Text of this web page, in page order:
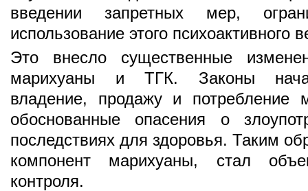
введении запретных мер,
использование этого психоактивного
Это внесло существенные
марихуаны и ТГК. Законы
владение, продажу и потребление
обоснованные опасения о
последствиях для здоровья. Таким
компонент марихуаны, стал
контроля.